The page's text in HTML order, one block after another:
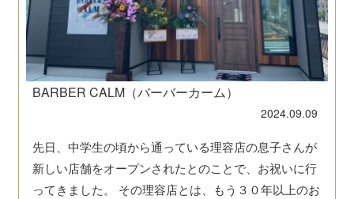
BARBER CALM（バーバーカーム）
2024.09.09
先日、中学生の頃から通っている理容店の息子さんが
新しい店舗をオープンされたとのことで、お祝いに行
ってきました。 その理容店とは、もう３０年以上のお